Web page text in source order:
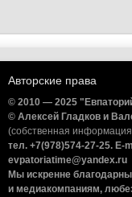
Авторские права
© 2010 — 2025
© Алексей Гладков и
(собственная
тел. +7(978)574-27-25.
evpatoriatime@yandex.ru
Мы искренне
и медиакомпаниям,